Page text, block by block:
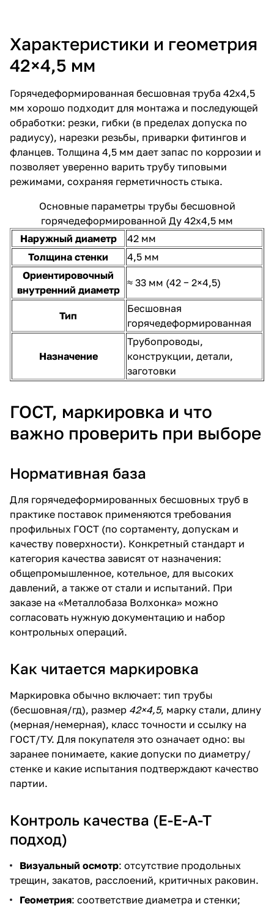
Характеристики и геометрия
42×4,5 мм
Горячедеформированная бесшовная труба 42х4,5
мм хорошо подходит для монтажа и последующей
обработки: резки, гибки (в пределах допуска по
радиусу), нарезки резьбы, приварки фитингов и
фланцев. Толщина 4,5 мм дает запас по коррозии и
позволяет уверенно варить трубу типовыми
режимами, сохраняя герметичность стыка.
Основные параметры трубы бесшовной
горячедеформированной Ду 42х4,5 мм
Наружный диаметр
42 мм
Толщина стенки
4,5 мм
Ориентировочный
внутренний диаметр
≈ 33 мм (42 − 2×4,5)
Тип
Бесшовная
горячедеформированная
Назначение
Трубопроводы,
конструкции, детали,
заготовки
ГОСТ, маркировка и что
важно проверить при выборе
Нормативная база
Для горячедеформированных бесшовных труб в
практике поставок применяются требования
профильных ГОСТ (по сортаменту, допускам и
качеству поверхности). Конкретный стандарт и
категория качества зависят от назначения:
общепромышленное, котельное, для высоких
давлений, а также от стали и испытаний. При
заказе на «Металлобаза Волхонка» можно
согласовать нужную документацию и набор
контрольных операций.
Как читается маркировка
Маркировка обычно включает: тип трубы
(бесшовная/гд), размер 42×4,5, марку стали, длину
(мерная/немерная), класс точности и ссылку на
ГОСТ/ТУ. Для покупателя это означает одно: вы
заранее понимаете, какие допуски по диаметру/
стенке и какие испытания подтверждают качество
партии.
Контроль качества (E-E-A-T
подход)
Визуальный осмотр: отсутствие продольных
трещин, закатов, расслоений, критичных раковин.
Геометрия: соответствие диаметра и стенки;